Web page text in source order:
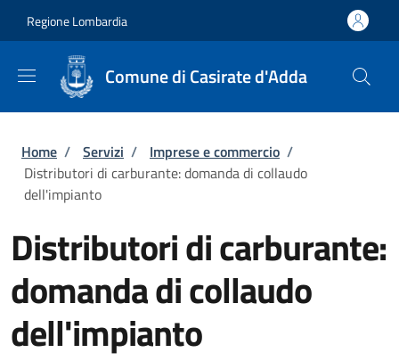
Regione Lombardia
Comune di Casirate d'Adda
Briciole di pane
Home / Servizi / Imprese e commercio /
Distributori di carburante: domanda di collaudo
dell'impianto
Distributori di carburante:
domanda di collaudo
dell'impianto